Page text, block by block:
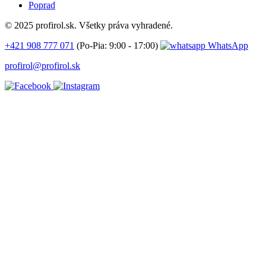
Poprad
© 2025 profirol.sk. Všetky práva vyhradené.
+421 908 777 071 (Po-Pia: 9:00 - 17:00)
WhatsApp
profirol@profirol.sk